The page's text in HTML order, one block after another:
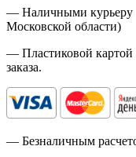
— Наличными курьеру
Московской области)
— Пластиковой картой
заказа.
— Безналичным